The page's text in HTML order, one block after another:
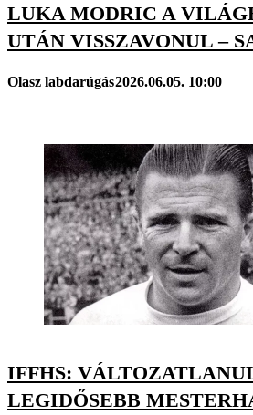
LUKA MODRIC A
UTÁN VISSZAVONUL –
Olasz labdarúgás2026.06.05. 10:00
IFFHS:
LEGIDŐSEBB